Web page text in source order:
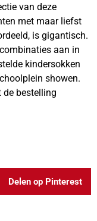
van deze
met maar liefst
is gigantisch.
aan in
kindersokken
showen.
de bestelling
Delen op Pinterest